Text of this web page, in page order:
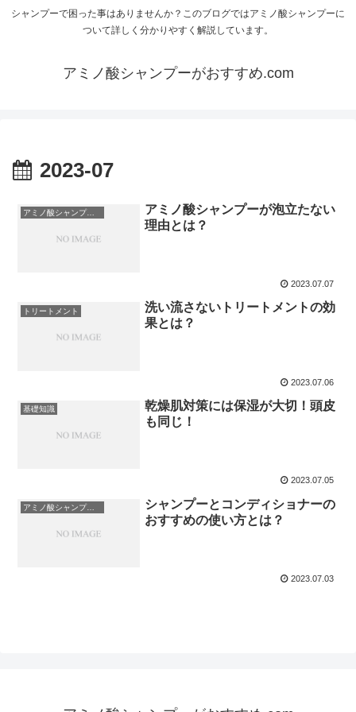
シャンプーで困った事はありませんか？このブログではアミノ酸シャンプーに
ついて詳しく分かりやすく解説しています。
アミノ酸シャンプーがおすすめ.com
2023-07
アミノ酸シャンプーについて
アミノ酸シャンプーが泡立たない
理由とは？
2023.07.07
トリートメント
洗い流さないトリートメントの効
果とは？
2023.07.06
基礎知識
乾燥肌対策には保湿が大切！頭皮
も同じ！
2023.07.05
アミノ酸シャンプーについて
シャンプーとコンディショナーの
おすすめの使い方とは？
2023.07.03